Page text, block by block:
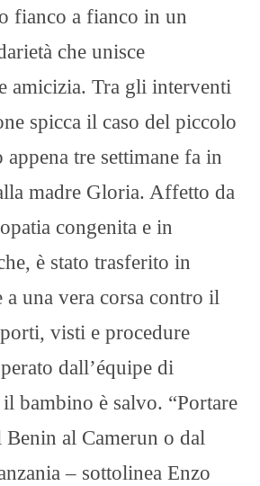
fianco a fianco in un
che unisce
amicizia. Tra gli interventi
spicca il caso del piccolo
tre settimane fa in
madre Gloria. Affetto da
congenita e in
è stato trasferito in
a una vera corsa contro il
visti e procedure
dall’équipe di
bambino è salvo. “Portare
al Camerun o dal
– sottolinea Enzo